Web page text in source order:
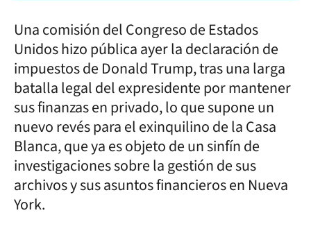
Una comisión del Congreso de Estados
Unidos hizo pública ayer la declaración de
impuestos de Donald Trump, tras una larga
batalla legal del expresidente por mantener
sus finanzas en privado, lo que supone un
nuevo revés para el exinquilino de la Casa
Blanca, que ya es objeto de un sinfín de
investigaciones sobre la gestión de sus
archivos y sus asuntos financieros en Nueva
York.